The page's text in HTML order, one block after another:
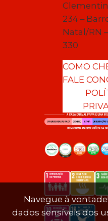
234 –
Natal/RN
330
COMO
FALE
Navegue à
dados sensíveis dos